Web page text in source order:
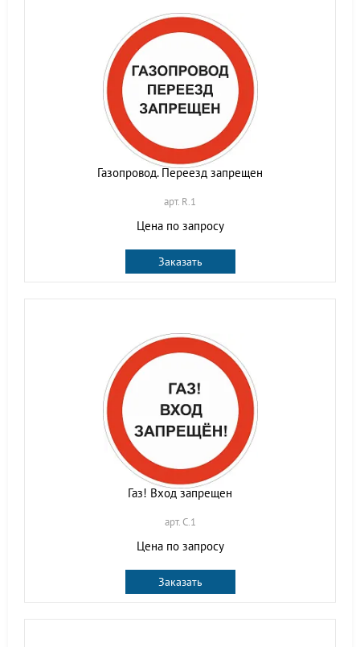
Газопровод. Переезд запрещен
арт. R.1
Цена по запросу
Заказать
Газ! Вход запрещен
арт. C.1
Цена по запросу
Заказать